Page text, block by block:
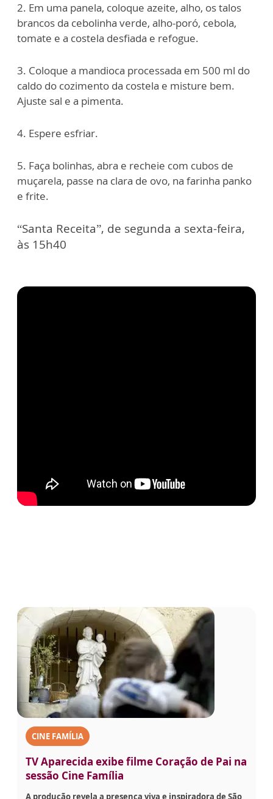
2. Em uma panela, coloque azeite, alho, os talos
brancos da cebolinha verde, alho-poró, cebola,
tomate e a costela desfiada e refogue.
3. Coloque a mandioca processada em 500 ml do
caldo do cozimento da costela e misture bem.
Ajuste sal e a pimenta.
4. Espere esfriar.
5. Faça bolinhas, abra e recheie com cubos de
muçarela, passe na clara de ovo, na farinha panko
e frite.
“Santa Receita”, de segunda a sexta-feira,
às 15h40
CINE FAMÍLIA
TV Aparecida exibe filme Coração de Pai na
sessão Cine Família
A produção revela a presença viva e inspiradora de São